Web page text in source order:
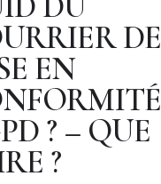
DE
EN
? – QUE
?